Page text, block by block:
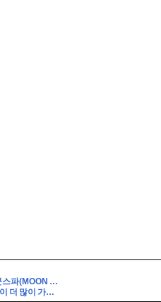
다낭 한시장 마사지 가성비 추천 문스파(MOON SPA)
맛부터 가격까지 인정… 현지인들이 더 많이 가는 제주 맛집